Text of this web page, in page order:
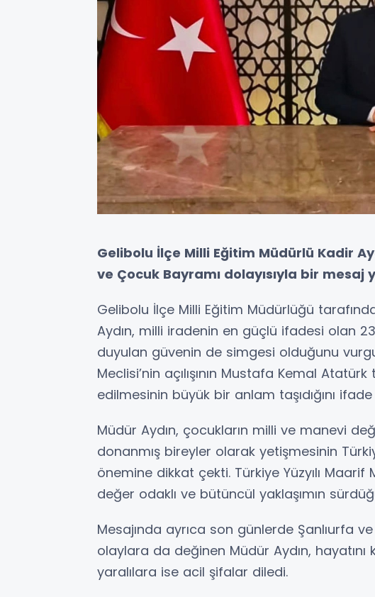
Gelibolu İlçe Milli Eğitim Müdürlü​​​​​​​ Kadir
ve Çocuk Bayramı dolayısıyla bir mesaj
Gelibolu İlçe Milli Eğitim Müdürlüğü
Aydın, milli iradenin en güçlü ifadesi olan
duyulan güvenin de simgesi olduğunu
Meclisi’nin açılışının Mustafa Kemal
edilmesinin büyük bir anlam taşıdığını
Müdür Aydın, çocukların milli ve manevi
donanmış bireyler olarak yetişmesinin
önemine dikkat çekti. Türkiye Yüzyılı
değer odaklı ve bütüncül yaklaşımın
Mesajında ayrıca son günlerde Şanlıurfa
olaylara da değinen Müdür Aydın, hayatını
yaralılara ise acil şifalar diledi.